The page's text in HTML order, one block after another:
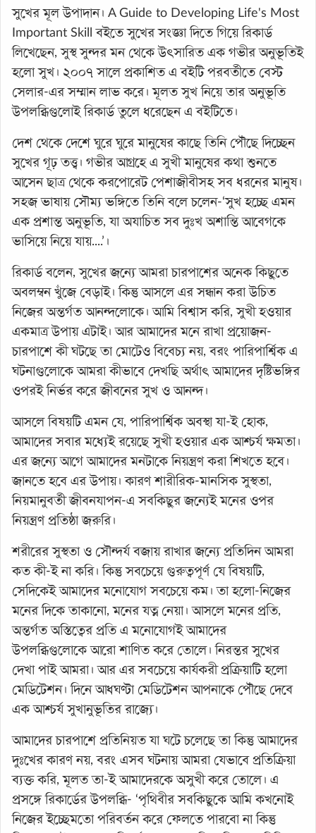
সুখের মূল উপাদান। A Guide to Developing Life's Most
Important Skill বইতে সুখের সংজ্ঞা দিতে গিয়ে রিকার্ড
লিখেছেন, সুস্থ সুন্দর মন থেকে উৎসারিত এক গভীর অনুভূতিই
হলো সুখ। ২০০৭ সালে প্রকাশিত এ বইটি পরবর্তীতে বেস্ট
সেলার-এর সম্মান লাভ করে। মূলত সুখ নিয়ে তার অনুভূতি
উপলব্ধিগুলোই রিকার্ড তুলে ধরেছেন এ বইটিতে।
দেশ থেকে দেশে ঘুরে ঘুরে মানুষের কাছে তিনি পৌঁছে দিচ্ছেন
সুখের গূঢ় তত্ত্ব। গভীর আগ্রহে এ সুখী মানুষের কথা শুনতে
আসেন ছাত্র থেকে করপোরেট পেশাজীবীসহ সব ধরনের মানুষ।
সহজ ভাষায় সৌম্য ভঙ্গিতে তিনি বলে চলেন-‘সুখ হচ্ছে এমন
এক প্রশান্ত অনুভূতি, যা অযাচিত সব দুঃখ অশান্তি আবেগকে
ভাসিয়ে নিয়ে যায়....’।
রিকার্ড বলেন, সুখের জন্যে আমরা চারপাশের অনেক কিছুতে
অবলম্বন খুঁজে বেড়াই। কিন্তু আসলে এর সন্ধান করা উচিত
নিজের অন্তর্গত আনন্দলোকে। আমি বিশ্বাস করি, সুখী হওয়ার
একমাত্র উপায় এটাই। আর আমাদের মনে রাখা প্রয়োজন-
চারপাশে কী ঘটছে তা মোটেও বিবেচ্য নয়, বরং পারিপার্শ্বিক এ
ঘটনাগুলোকে আমরা কীভাবে দেখছি অর্থাৎ আমাদের দৃষ্টিভঙ্গির
ওপরই নির্ভর করে জীবনের সুখ ও আনন্দ।
আসলে বিষয়টি এমন যে, পারিপার্শ্বিক অবস্থা যা-ই হোক,
আমাদের সবার মধ্যেই রয়েছে সুখী হওয়ার এক আশ্চর্য ক্ষমতা।
এর জন্যে আগে আমাদের মনটাকে নিয়ন্ত্রণ করা শিখতে হবে।
জানতে হবে এর উপায়। কারণ শারীরিক-মানসিক সুস্থতা,
নিয়মানুবর্তী জীবনযাপন-এ সবকিছুর জন্যেই মনের ওপর
নিয়ন্ত্রণ প্রতিষ্ঠা জরুরি।
শরীরের সুস্থতা ও সৌন্দর্য বজায় রাখার জন্যে প্রতিদিন আমরা
কত কী-ই না করি। কিন্তু সবচেয়ে গুরুত্বপূর্ণ যে বিষয়টি,
সেদিকেই আমাদের মনোযোগ সবচেয়ে কম। তা হলো-নিজের
মনের দিকে তাকানো, মনের যত্ন নেয়া। আসলে মনের প্রতি,
অন্তর্গত অস্তিত্বের প্রতি এ মনোযোগই আমাদের
উপলব্ধিগুলোকে আরো শাণিত করে তোলে। নিরন্তর সুখের
দেখা পাই আমরা। আর এর সবচেয়ে কার্যকরী প্রক্রিয়াটি হলো
মেডিটেশন। দিনে আধঘণ্টা মেডিটেশন আপনাকে পৌঁছে দেবে
এক আশ্চর্য সুখানুভূতির রাজ্যে।
আমাদের চারপাশে প্রতিনিয়ত যা ঘটে চলেছে তা কিন্তু আমাদের
দুঃখের কারণ নয়, বরং এসব ঘটনায় আমরা যেভাবে প্রতিক্রিয়া
ব্যক্ত করি, মূলত তা-ই আমাদেরকে অসুখী করে তোলে। এ
প্রসঙ্গে রিকার্ডের উপলব্ধি- ‘পৃথিবীর সবকিছুকে আমি কখনোই
নিজের ইচ্ছেমতো পরিবর্তন করে ফেলতে পারবো না কিন্তু